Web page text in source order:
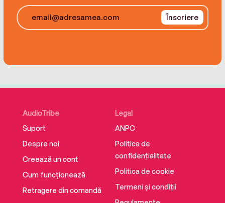
Înscriere
AudioTribe
Suport
Despre noi
Creează un cont
Cum funcționează
Retragere din comandă
Legal
ANPC
Politica de
confidențialitate
Politica de cookie
Termeni și condiții